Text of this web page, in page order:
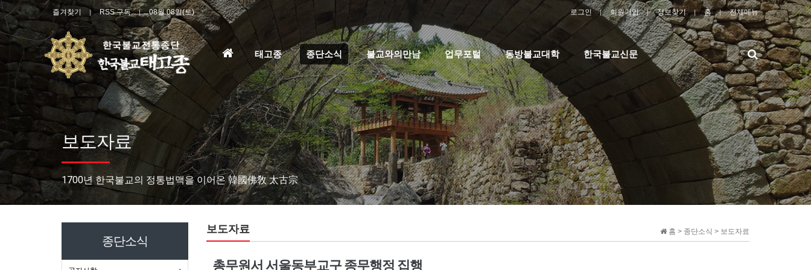
즐겨찾기 RSS 구독 08월 08일(토) 로그인 회원가입 정보찾기 홈 전체메뉴
홈
태고종 종단소식 불교와의만남 업무포털 동방불교대학 한국불교신문
검
색
보도자료
1700년 한국불교의 정통법맥을 이어온 韓國佛敎 太古宗
홈 > 종단소식 > 보도자료
보도자료
총무원서 서울동부교구 종무행정 집행
종단소식